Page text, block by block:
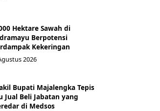
Hektare Sawah di
Berpotensi
Kekeringan
2026
Bupati Majalengka Tepis
Jual Beli Jabatan yang
di Medsos